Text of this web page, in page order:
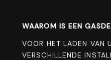
WAAROM IS EEN
VOOR HET LADEN VAN
VERSCHILLENDE